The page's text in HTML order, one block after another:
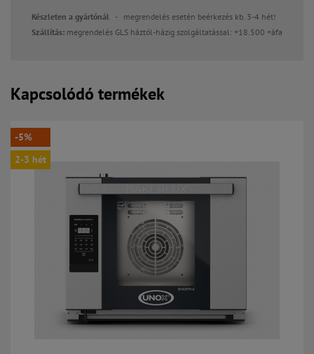
Készleten a gyártónál - megrendelés esetén beérkezés kb. 3-4 hét!
Szállítás: megrendelés GLS háztól-házig szolgáltatással: +18.500 +áfa
Kapcsolódó termékek
-5%
2-3 hét